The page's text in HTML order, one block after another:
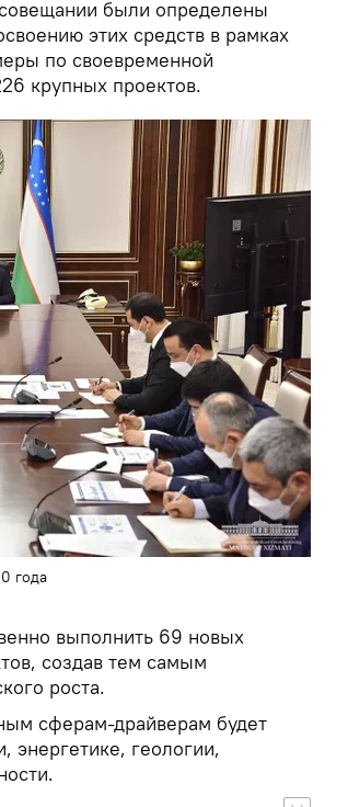
были определены
этих средств в рамках
по своевременной
крупных проектов.
года
выполнить 69 новых
создав тем самым
роста.
сферам-драйверам будет
геологии,